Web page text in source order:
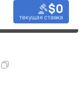
$0
текущая ставка